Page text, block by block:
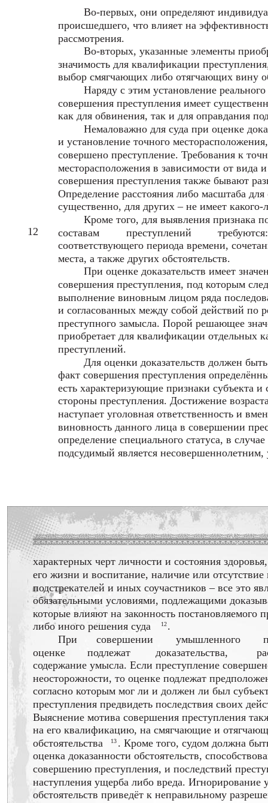
12
Во-первых, они определяют
происшедшего, что влияет на
рассмотрения.
Во-вторых, указанные элементы
значимость для квалификации
выбор смягчающих либо отягчающих вину
Наряду с этим установление
совершения преступления имеет
как для обвинения, так и для оправдания
Немаловажно для суда при оценке
и установление точного
совершено преступление. Требования к
месторасположения в зависимости от вида
совершения преступления также бывают
Определение расстояния либо масштаба для
существенно, для других – не имеет какого-
Кроме того, для выявления признака
составам
преступлений
требуются:
соответствующего периода времени,
места, а также других обстоятельств.
При оценке доказательств имеет
совершения преступления, под которым
выполнение виновным лицом ряда
и согласованных между собой действий по
преступного замысла. Порой решающее
приобретает для квалификации отдельных
преступлений.
Для оценки доказательств должен
факт совершения преступления
есть характеризующие признаки субъекта и
стороны преступления. Достижение
наступает уголовная ответственность и
виновность данного лица в совершении
определение специального статуса, в случае
подсудимый является несовершеннолетним,
характерных черт личности и состояния
его жизни и воспитание, наличие или отсутствие
подстрекателей и иных соучастников – все это
обязательными условиями, подлежащими
которые влияют на законность постановляемого
либо иного решения суда
12.
При
совершении умышленного
оценке
подлежат доказательства,
содержание умысла. Если преступление
неосторожности, то оценке подлежат
согласно которым мог ли и должен ли был
преступления предвидеть последствия своих
Выяснение мотива совершения преступления
на его квалификацию, на смягчающие и
обстоятельства
13 . Кроме того, судом должна
оценка доказанности обстоятельств,
совершению преступления, и последствий
наступления ущерба либо вреда. Игнорирование
обстоятельств приведёт к неправильному